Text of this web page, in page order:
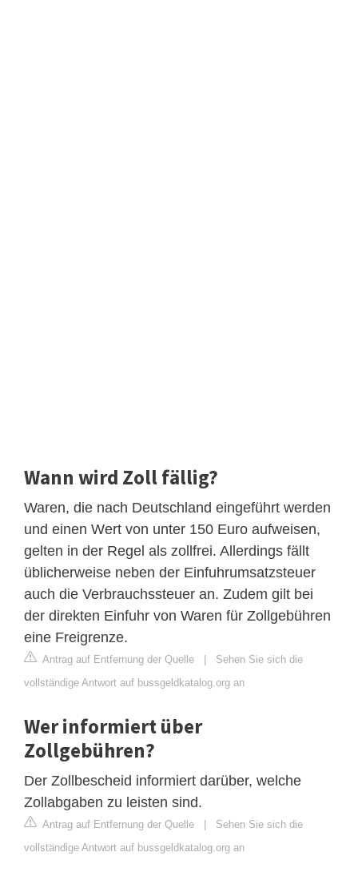
Wann wird Zoll fällig?
Waren, die nach Deutschland eingeführt werden
und einen Wert von unter 150 Euro aufweisen,
gelten in der Regel als zollfrei. Allerdings fällt
üblicherweise neben der Einfuhrumsatzsteuer
auch die Verbrauchssteuer an. Zudem gilt bei
der direkten Einfuhr von Waren für Zollgebühren
eine Freigrenze.
Antrag auf Entfernung der Quelle | Sehen Sie sich die
vollständige Antwort auf bussgeldkatalog.org an
Wer informiert über
Zollgebühren?
Der Zollbescheid informiert darüber, welche
Zollabgaben zu leisten sind.
Antrag auf Entfernung der Quelle | Sehen Sie sich die
vollständige Antwort auf bussgeldkatalog.org an